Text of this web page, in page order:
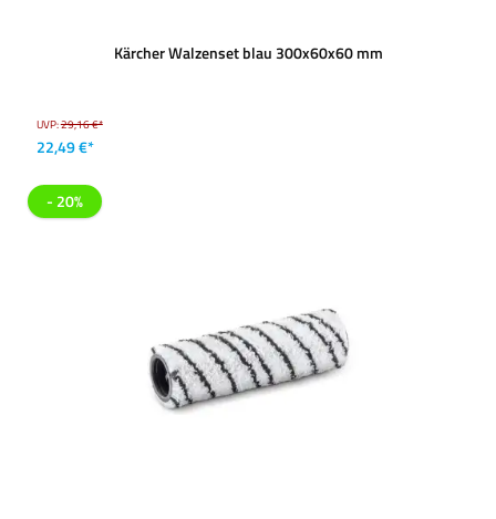
Kärcher Walzenset blau 300x60x60 mm
UVP:29,16 €*
22,49 €*
- 20%